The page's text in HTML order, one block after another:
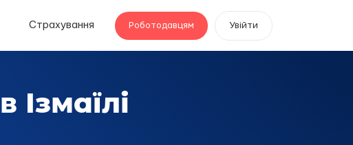
Страхування Роботодавцям Увійти